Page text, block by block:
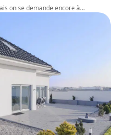
on se demande encore à…